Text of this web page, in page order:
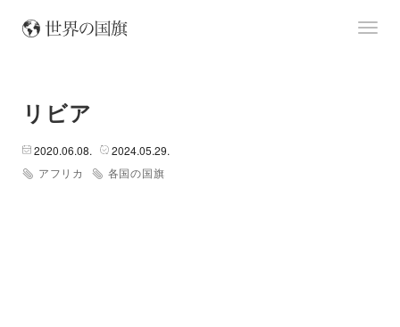
リビア
2020.06.08.
2024.05.29.
アフリカ
各国の国旗